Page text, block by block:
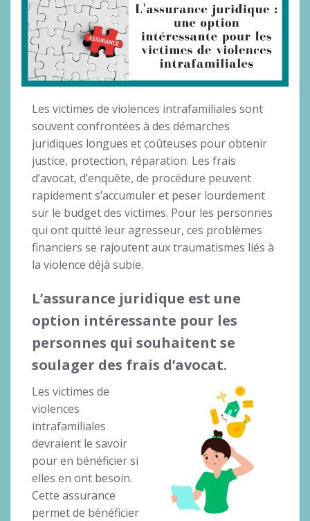
Les victimes de violences intrafamiliales sont
souvent confrontées à des démarches
juridiques longues et coûteuses pour obtenir
justice, protection, réparation. Les frais
d’avocat, d’enquête, de procédure peuvent
rapidement s’accumuler et peser lourdement
sur le budget des victimes. Pour les personnes
qui ont quitté leur agresseur, ces problèmes
financiers se rajoutent aux traumatismes liés à
la violence déjà subie.
L’assurance juridique est une
option intéressante pour les
personnes qui souhaitent se
soulager des frais d’avocat.
Les victimes de
violences
intrafamiliales
devraient le savoir
pour en bénéficier si
elles en ont besoin.
Cette assurance
permet de bénéficier